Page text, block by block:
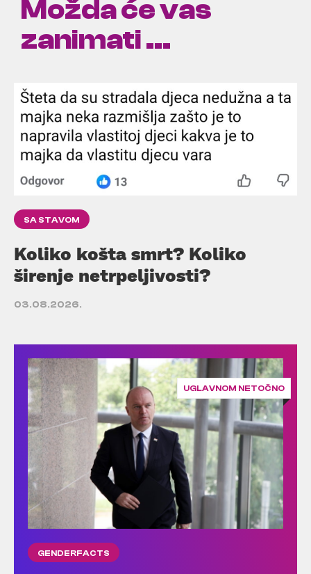
Možda će vas
zanimati ...
SA STAVOM
Koliko košta smrt? Koliko
širenje netrpeljivosti?
03.08.2026.
UGLAVNOM NETOČNO
GENDERFACTS